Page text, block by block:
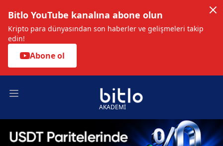
Bitlo YouTube kanalına abone olun
Kripto para dünyasından son haberler ve gelişmeleri takip
edin!
Abone ol
Open main menu
AKADEMİ